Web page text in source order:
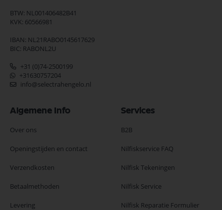
BTW: NL001406482B41
KVK: 60566981
IBAN: NL21RABO0145617629
BIC: RABONL2U
+31 (0)74-2500199
+31630757204
info@selectrahengelo.nl
Algemene Info
Over ons
Openingstijden en contact
Verzendkosten
Betaalmethoden
Levering
Services
B2B
Nilfiskservice FAQ
Nilfisk Tekeningen
Nilfisk Service
Nilfisk Reparatie Formulier